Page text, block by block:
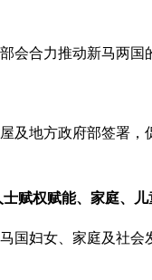
会合力推动新马两
及地方政府部签署
赋权赋能、家庭、
国妇女、家庭及社会